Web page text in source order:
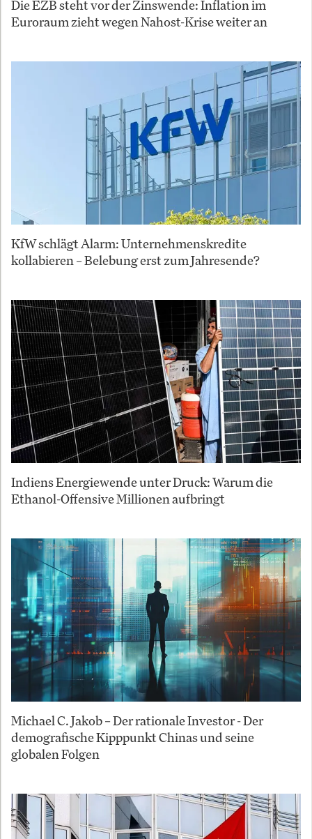
Die EZB steht vor der Zinswende: Inflation im
Euroraum zieht wegen Nahost-Krise weiter an
KfW schlägt Alarm: Unternehmenskredite
kollabieren – Belebung erst zum Jahresende?
Indiens Energiewende unter Druck: Warum die
Ethanol-Offensive Millionen aufbringt
Michael C. Jakob – Der rationale Investor - Der
demografische Kipppunkt Chinas und seine
globalen Folgen